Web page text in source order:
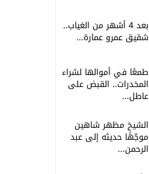
بعد 4 أشهر من الغياب..
شقيق عمرو عمارة...
طمعًا في أموالها لشراء
المخدرات.. القبض على
عاطل...
الشيخ مظهر شاهين
موجّهًا حديثه إلى عبد
الرحمن...